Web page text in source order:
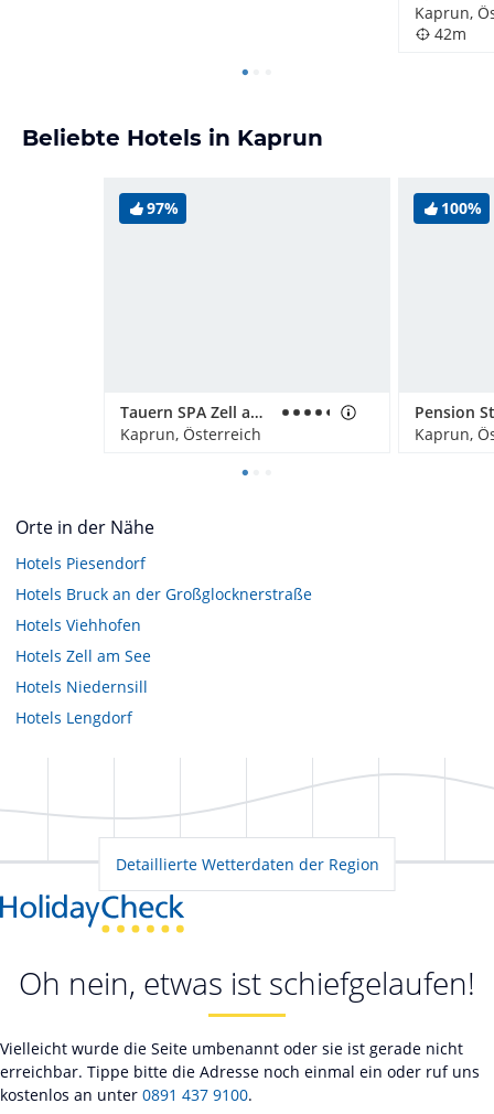
Kaprun,
42m
Beliebte Hotels in Kaprun
97%
Tauern SPA Zell am See-Kaprun
Kaprun, Österreich
100%
Kaprun,
Orte in der Nähe
Hotels Piesendorf
Hotels Bruck an der Großglocknerstraße
Hotels Viehhofen
Hotels Zell am See
Hotels Niedernsill
Hotels Lengdorf
Detaillierte Wetterdaten der Region
Oh nein, etwas ist schiefgelaufen!
Vielleicht wurde die Seite umbenannt oder sie ist gerade nicht
erreichbar. Tippe bitte die Adresse noch einmal ein oder ruf uns
kostenlos an unter 0891 437 9100.